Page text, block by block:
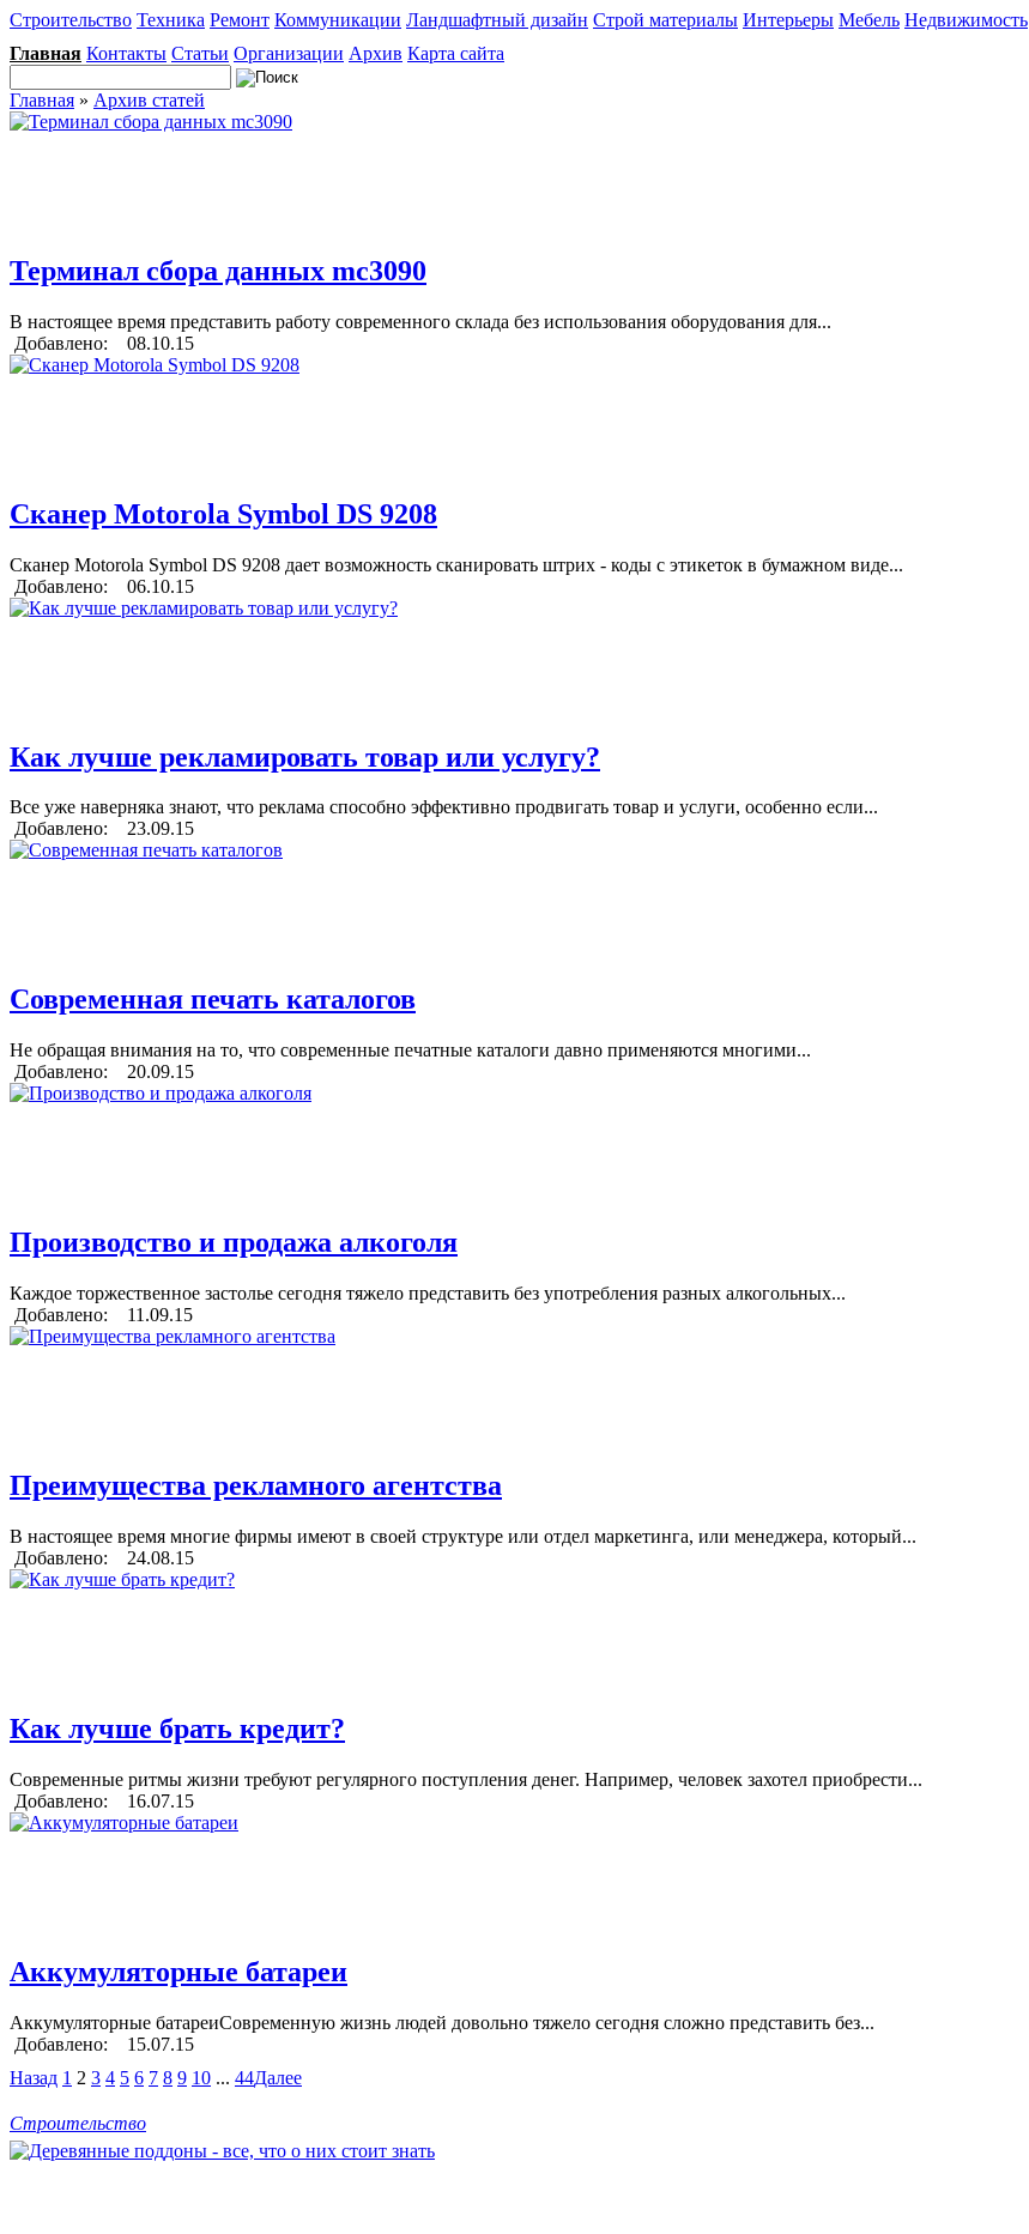
Строительство Техника Ремонт Коммуникации Ландшафтный дизайн Строй материалы Интерьеры Мебель Недвижимость
Главная Контакты Статьи Организации Архив Карта сайта
Главная » Архив статей
Терминал сбора данных mc3090
В настоящее время представить работу современного склада без использования оборудования для...
Добавлено: 08.10.15
Сканер Motorola Symbol DS 9208
Сканер Motorola Symbol DS 9208 дает возможность сканировать штрих - коды с этикеток в бумажном виде...
Добавлено: 06.10.15
Как лучше рекламировать товар или услугу?
Все уже наверняка знают, что реклама способно эффективно продвигать товар и услуги, особенно если...
Добавлено: 23.09.15
Современная печать каталогов
Не обращая внимания на то, что современные печатные каталоги давно применяются многими...
Добавлено: 20.09.15
Производство и продажа алкоголя
Каждое торжественное застолье сегодня тяжело представить без употребления разных алкогольных...
Добавлено: 11.09.15
Преимущества рекламного агентства
В настоящее время многие фирмы имеют в своей структуре или отдел маркетинга, или менеджера, который...
Добавлено: 24.08.15
Как лучше брать кредит?
Современные ритмы жизни требуют регулярного поступления денег. Например, человек захотел приобрести...
Добавлено: 16.07.15
Аккумуляторные батареи
Аккумуляторные батареиСовременную жизнь людей довольно тяжело сегодня сложно представить без...
Добавлено: 15.07.15
Назад 1 2 3 4 5 6 7 8 9 10 ... 44Далее
Строительство